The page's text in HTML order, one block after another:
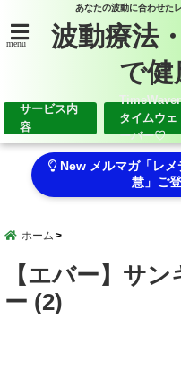
あなたの波動に合わせた
menu
波動療法
で健
サービス内
容
TimeWaver
タイムウェ
ーバー♡
New メルマガ「レメ
慧」ご
ホーム
【エバー】サ
ー (2)